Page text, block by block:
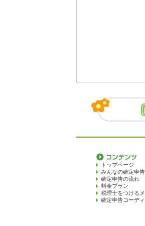
トップページ
みんなの確定申
確定申告の流れ
料金プラン
税理士をつける
確定申告コーデ